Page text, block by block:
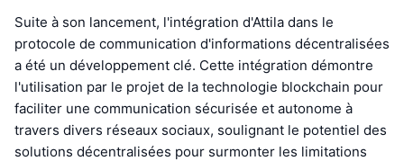
Suite à son lancement, l'intégration d'Attila dans le
protocole de communication d'informations décentralisées
a été un développement clé. Cette intégration démontre
l'utilisation par le projet de la technologie blockchain pour
faciliter une communication sécurisée et autonome à
travers divers réseaux sociaux, soulignant le potentiel des
solutions décentralisées pour surmonter les limitations